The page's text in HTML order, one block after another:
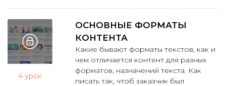
4 урок
ОСНОВНЫЕ ФОРМАТЫ
КОНТЕНТА
Какие бывают форматы текстов, как и
чем отличается контент для разных
форматов, назначений текста. Как
писать так, чтоб заказчик был